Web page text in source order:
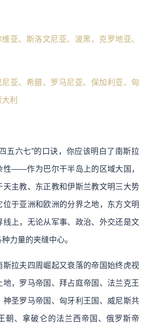
亚、斯洛文尼亚、波黑、克罗地亚、
亚、希腊、罗马尼亚、保加利亚、匈
利
五六七”的口诀，你应该明白了南斯拉
性——作为巴尔干半岛上的区域大国，
天主教、东正教和伊斯兰教文明三大势
位于亚洲和欧洲的分界之地，东方文明
线上，无论从军事、政治、外交还是文
力量的夹缝中心。
斯拉夫四周崛起又衰落的帝国始终虎视
地，罗马帝国、拜占庭帝国、法兰克王
神圣罗马帝国、匈牙利王国、威尼斯共
朝、拿破仑的法兰西帝国、俄罗斯帝